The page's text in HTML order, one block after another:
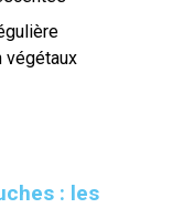
végétaux
: les